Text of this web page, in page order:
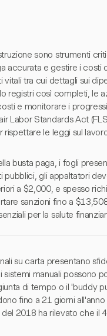
sono strumenti
accurata e gestire i
vitali tra cui dettagli sui
registri così completi, le
e monitorare i
Labor Standards Act
rispettare le leggi sul
busta paga, i fogli
pubblici, gli appaltatori
a $2,000, e spesso
sanzioni fino a
per la salute
su carta presentano
manuali possono
di tempo o il 'buddy
fino a 21 giorni
2018 ha rilevato che il